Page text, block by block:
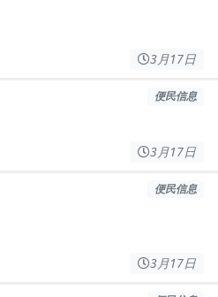
3月17日
便民信息
3月17日
便民信息
3月17日